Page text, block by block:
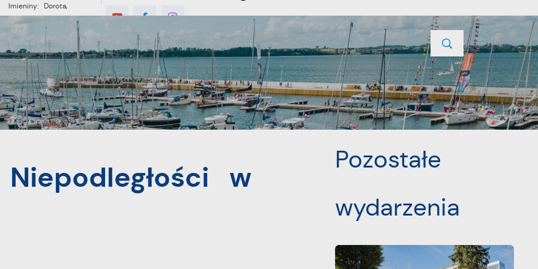
Imieniny: Dorota,
Konrad, Kajetan
MIESZKANIEC TURYSTYKA INWESTYCJE PROJEKTY UNIJNE KONTAKT
w Pucku POPRZEDNI NASTĘPNY
w
Pozostałe
wydarzenia